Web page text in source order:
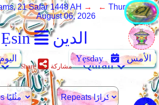
Ẹsin الدين
21 Safar 1448 AH → ← Thursday,
August 06, 2026
Yẹsday الأمس
Share مشاركة Quran